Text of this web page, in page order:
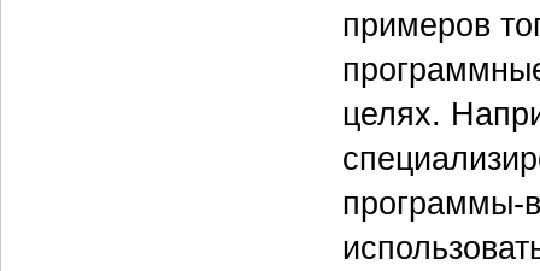
примеров
целях.
программы-